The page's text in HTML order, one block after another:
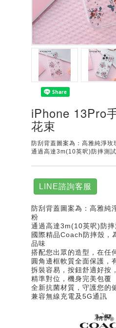
iPhone 13Pro
花束
防刮背蓋圖案為：高雅純淨玫
通過高達3m(10英呎)防摔測試
LINE諮詢客服
防刮背蓋圖案為：高雅純
粉
通過高達3m(10英呎)防摔
國際精品Coach防摔殼，
品味
搭配您出眾的造型，在任
圓角邊框軟質全面保護，
拆裝容易，按鈕舒適好按
精準對位，機身完美包覆
全新抗菌材質，守護您的
兼容無線充電及5G通訊